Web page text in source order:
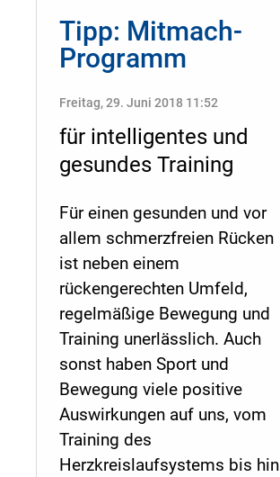
Tipp: Mitmach-
Programm
Freitag, 29. Juni 2018 11:52
für intelligentes und
gesundes Training
Für einen gesunden und vor
allem schmerzfreien Rücken
ist neben einem
rückengerechten Umfeld,
regelmäßige Bewegung und
Training unerlässlich. Auch
sonst haben Sport und
Bewegung viele positive
Auswirkungen auf uns, vom
Training des
Herzkreislaufsystems bis hin